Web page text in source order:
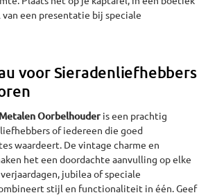
een presentatie bij speciale
voor Sieradenliefhebbers
Oorbelhouder is een prachtig
of iedereen die goed
waardeert. De vintage charme en
het een doordachte aanvulling op elke
jubilea of speciale
stijl en functionaliteit in één. Geef